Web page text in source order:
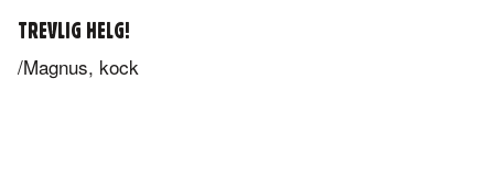
TREVLIG HELG!
/Magnus, kock